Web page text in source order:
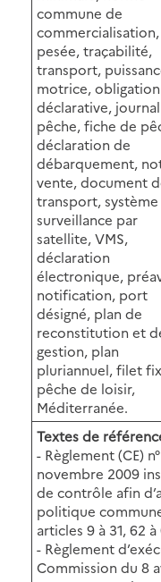
commune de
commercialisation,
pesée, traçabilité,
transport,
motrice, obligation
déclarative,
pêche, fiche de
déclaration de
débarquement,
vente, document
transport, système
surveillance par
satellite, VMS,
déclaration
électronique,
notification, port
désigné, plan de
reconstitution et
gestion, plan
pluriannuel, filet
pêche de loisir,
Méditerranée.
Textes de
- Règlement (CE)
novembre 2009
de contrôle afin
politique
articles 9 à 31, 62 à
- Règlement
Commission du 8